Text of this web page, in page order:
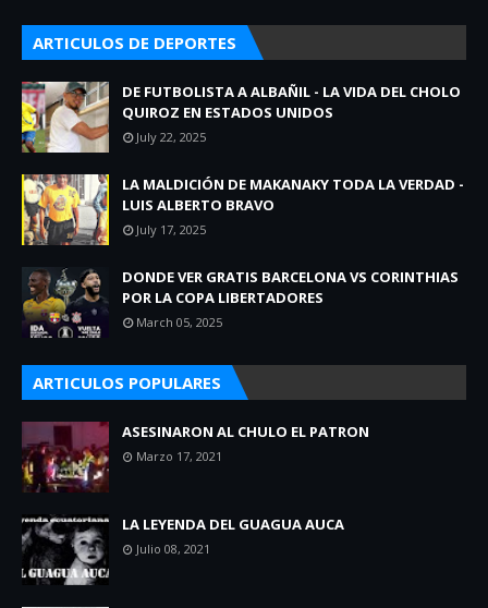
ARTICULOS DE DEPORTES
DE FUTBOLISTA A ALBAÑIL - LA VIDA DEL CHOLO
QUIROZ EN ESTADOS UNIDOS
July 22, 2025
LA MALDICIÓN DE MAKANAKY TODA LA VERDAD -
LUIS ALBERTO BRAVO
July 17, 2025
DONDE VER GRATIS BARCELONA VS CORINTHIAS
POR LA COPA LIBERTADORES
March 05, 2025
ARTICULOS POPULARES
ASESINARON AL CHULO EL PATRON
Marzo 17, 2021
LA LEYENDA DEL GUAGUA AUCA
Julio 08, 2021